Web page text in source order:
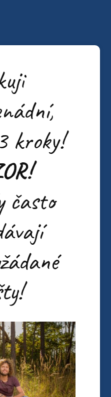
kroky!
často